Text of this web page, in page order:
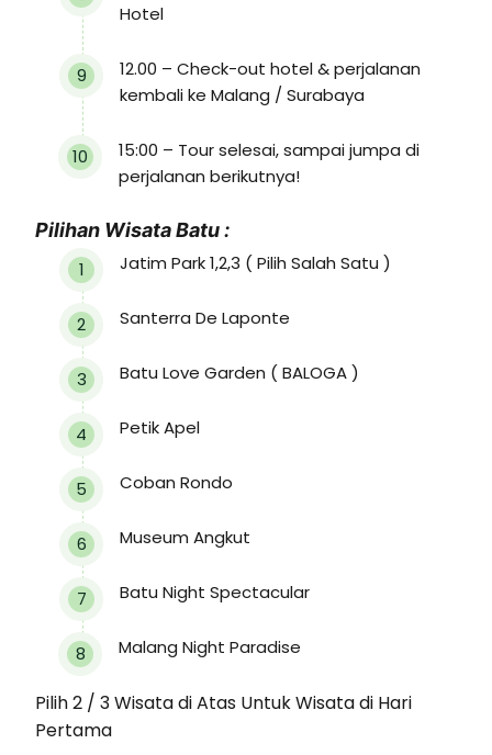
Hotel
12.00 – Check-out hotel & perjalanan
kembali ke Malang / Surabaya
15:00 – Tour selesai, sampai jumpa di
perjalanan berikutnya!
Pilihan Wisata Batu :
Jatim Park 1,2,3 ( Pilih Salah Satu )
Santerra De Laponte
Batu Love Garden ( BALOGA )
Petik Apel
Coban Rondo
Museum Angkut
Batu Night Spectacular
Malang Night Paradise
Pilih 2 / 3 Wisata di Atas Untuk Wisata di Hari
Pertama